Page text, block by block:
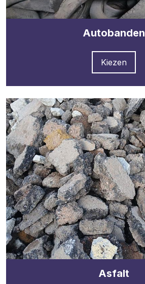
Autobanden
Kiezen
Asfalt